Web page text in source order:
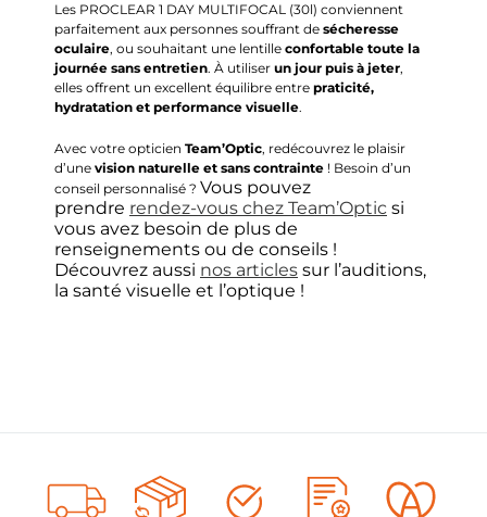
Les PROCLEAR 1 DAY MULTIFOCAL (30l) conviennent
parfaitement aux personnes souffrant de sécheresse
oculaire, ou souhaitant une lentille confortable toute la
journée sans entretien. À utiliser un jour puis à jeter,
elles offrent un excellent équilibre entre praticité,
hydratation et performance visuelle.
Avec votre opticien Team’Optic, redécouvrez le plaisir
d’une vision naturelle et sans contrainte ! Besoin d’un
conseil personnalisé ? Vous pouvez
prendre rendez-vous chez Team’Optic si
vous avez besoin de plus de
renseignements ou de conseils !
Découvrez aussi nos articles sur l’auditions,
la santé visuelle et l’optique !